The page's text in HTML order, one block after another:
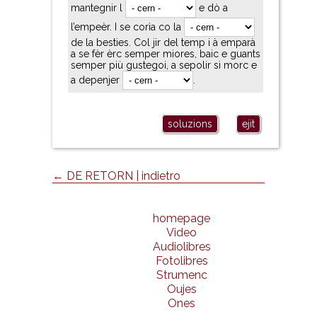
mantegnir l
e dò a
l’empeèr. I se corìa co la
de la besties. Col jir del temp i à emparà
a se fèr èrc semper miores, baic e guants
semper più gustegoi, a sepolir si morc e
a depenjer
soluzions ejit
← DE RETORN | indietro
homepage
Video
Audiolibres
Fotolibres
Strumenc
Oujes
Ones